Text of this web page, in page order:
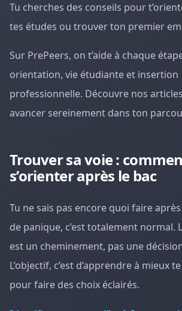
Tu cherches des conseils pour
tes études ou trouver ton premier
Sur PrePeers, on t’aide à chaque
orientation, vie étudiante et insertion
professionnelle. Découvre nos
avancer sereinement dans ton
Trouver sa voie :
s’orienter après le bac
Tu ne sais pas encore quoi faire après
de panique, c’est totalement normal.
est un cheminement, pas une
L’objectif, c’est d’apprendre à mieux
pour faire des choix éclairés.